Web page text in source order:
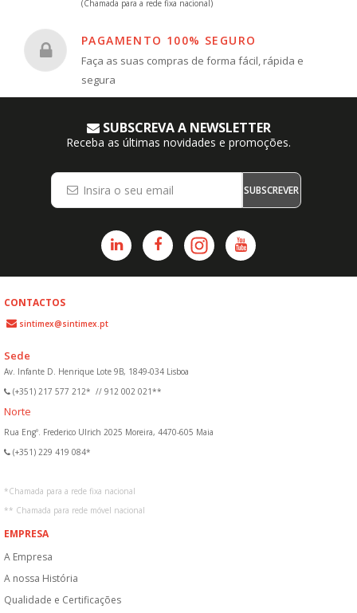
(Chamada para a rede fixa nacional)
PAGAMENTO 100% SEGURO
Faça as suas compras de forma fácil, rápida e
segura
SUBSCREVA A NEWSLETTER
Receba as últimas novidades e promoções.
SUBSCREVER
CONTACTOS
sintimex@sintimex.pt
Sede
Av. Infante D. Henrique Lote 9B, 1849-034 Lisboa
(+351) 217 577 212* // 912 002 021**
Norte
Rua Engº. Frederico Ulrich 2025 Moreira, 4470-605 Maia
(+351) 229 419 084*
*Chamada para a rede fixa nacional
** Chamada para rede móvel nacional
EMPRESA
A Empresa
A nossa História
Qualidade e Certificações